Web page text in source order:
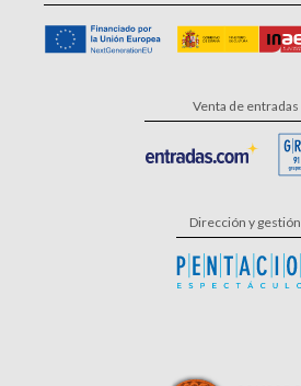
Venta de entradas
Dirección y gestión